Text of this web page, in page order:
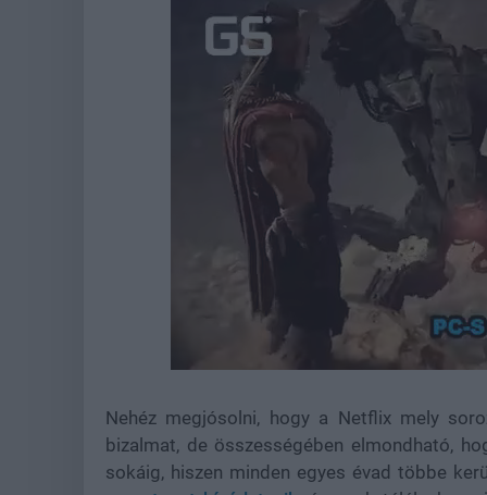
37.42%
Nehéz megjósolni, hogy a Netflix mely
bizalmat, de összességében elmondható,
sokáig, hiszen minden egyes évad többe